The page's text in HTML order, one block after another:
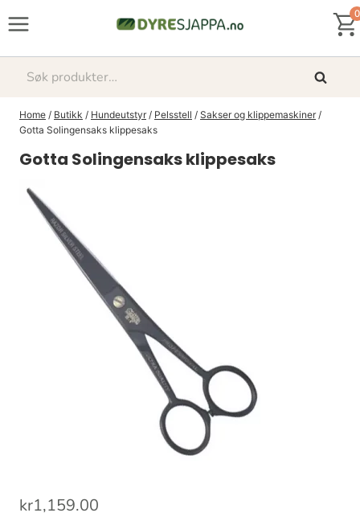
0
Søk
Søk
Home / Butikk / Hundeutstyr / Pelsstell / Sakser og klippemaskiner /
Gotta Solingensaks klippesaks
Gotta Solingensaks klippesaks
kr1,159.00